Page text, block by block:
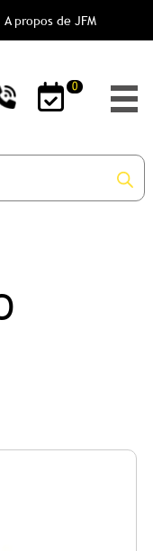
A propos de JFM
0